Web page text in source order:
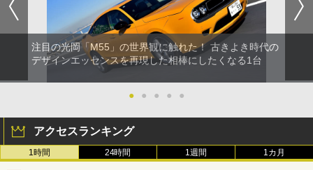
注目の光岡「M55」の世界観に触れた！ 古きよき時代の
デザインエッセンスを再現した相棒にしたくなる1台
● ● ● ● ●
アクセスランキング
1時間 24時間 1週間 1カ月